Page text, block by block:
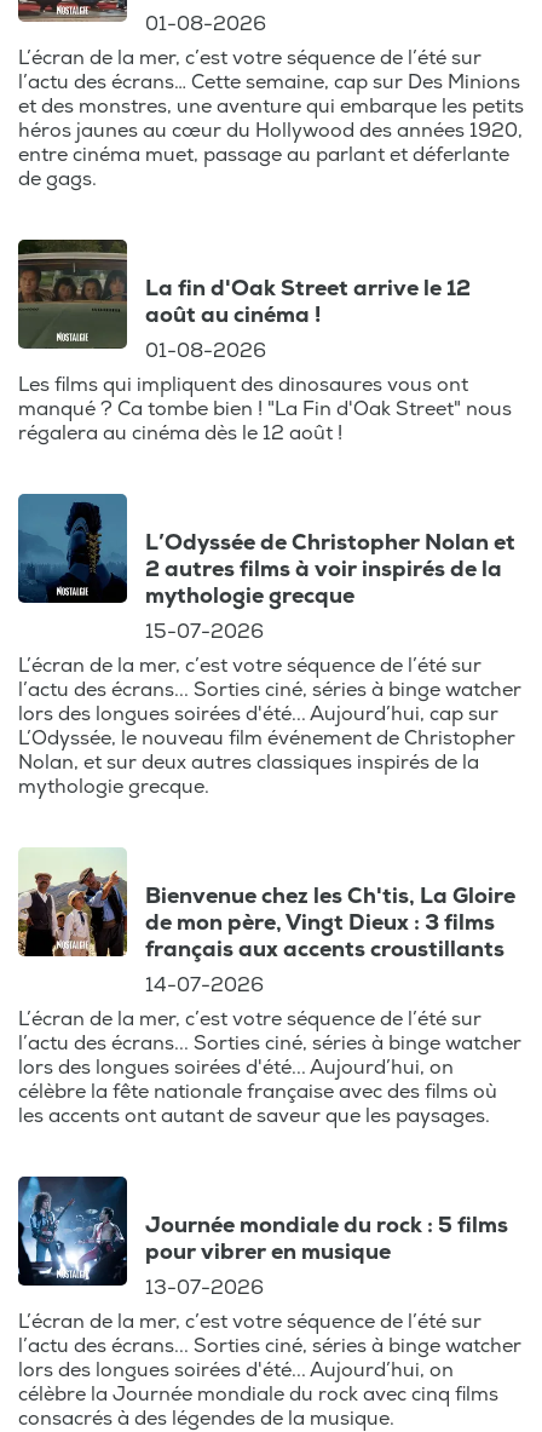
01-08-2026
L’écran de la mer, c’est votre séquence de l’été sur
l’actu des écrans… Cette semaine, cap sur Des Minions
et des monstres, une aventure qui embarque les petits
héros jaunes au cœur du Hollywood des années 1920,
entre cinéma muet, passage au parlant et déferlante
de gags.
La fin d'Oak Street arrive le 12
août au cinéma !
01-08-2026
Les films qui impliquent des dinosaures vous ont
manqué ? Ca tombe bien ! "La Fin d'Oak Street" nous
régalera au cinéma dès le 12 août !
L’Odyssée de Christopher Nolan et
2 autres films à voir inspirés de la
mythologie grecque
15-07-2026
L’écran de la mer, c’est votre séquence de l’été sur
l’actu des écrans... Sorties ciné, séries à binge watcher
lors des longues soirées d'été... Aujourd’hui, cap sur
L’Odyssée, le nouveau film événement de Christopher
Nolan, et sur deux autres classiques inspirés de la
mythologie grecque.
Bienvenue chez les Ch'tis, La Gloire
de mon père, Vingt Dieux : 3 films
français aux accents croustillants
14-07-2026
L’écran de la mer, c’est votre séquence de l’été sur
l’actu des écrans... Sorties ciné, séries à binge watcher
lors des longues soirées d'été... Aujourd’hui, on
célèbre la fête nationale française avec des films où
les accents ont autant de saveur que les paysages.
Journée mondiale du rock : 5 films
pour vibrer en musique
13-07-2026
L’écran de la mer, c’est votre séquence de l’été sur
l’actu des écrans... Sorties ciné, séries à binge watcher
lors des longues soirées d'été... Aujourd’hui, on
célèbre la Journée mondiale du rock avec cinq films
consacrés à des légendes de la musique.